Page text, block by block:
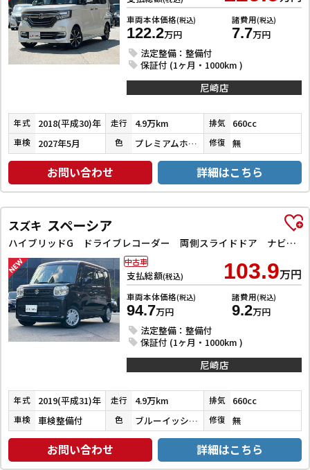
車両本体価格(税込)
122.2万円
諸費用(税込)
7.7万円
法定整備：整備付
保証付 (1ヶ月・1000km )
尼崎店
年式 2018(平成30)年 走行 4.9万km 排気 660cc
車検 2027年5月 色 プレミアムホワイトパールⅡ 修復 無
お問い合わせ 詳細はこちら
スズキ スペーシア
ハイブリッドG ドライブレコーダー 両側スライドドア ナビ TV オートライト スマートキー アイドリングストップ 電動格納ミラー ベンチシート CVT ABS ESC CD エアコン パワーウィンドウ
支払総額(税込) 103.9万円
車両本体価格(税込)
94.7万円
諸費用(税込)
9.2万円
法定整備：整備付
保証付 (1ヶ月・1000km )
中古車
尼崎店
年式 2019(平成31)年 走行 4.9万km 排気 660cc
車検 車検整備付 色 ブルーイッシュブラックパール３ 修復 無
お問い合わせ 詳細はこちら